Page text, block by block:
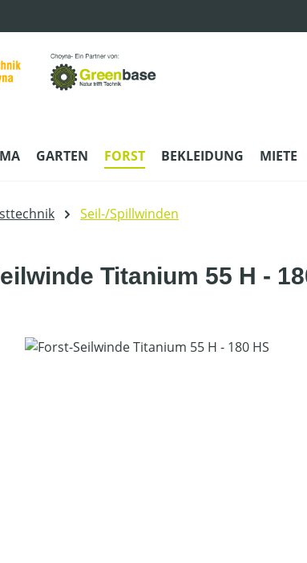
GARTEN FORST BEKLEIDUNG MIETE
Seil-/Spillwinden
Titanium 55 H -